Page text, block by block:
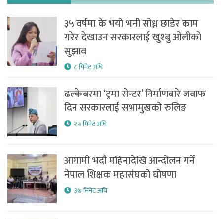
३५ वर्षमा के भयो भनी सोध्न छाडेर काम
गरेर देखाउन सरकारलाई खुश्बु ओलीको
सुझाव
८ मिनेट अघि
ढल्केबरमा ‘ट्रमा सेन्टर’ निर्माणबारे जवाफ
दिन सरकारलाई सभामुखको रुलिङ
२५ मिनेट अघि
आगामी भदौ महिनादेखि आन्दोलन गर्ने
नेपाल शिक्षक महासंघको घोषणा
३७ मिनेट अघि